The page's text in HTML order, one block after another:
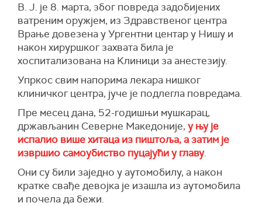
В. Ј. је 8. марта, због повреда задобијених
ватреним оружјем, из Здравственог центра
Врање довезена у Ургентни центар у Нишу и
након хируршког захвата била је
хоспитализована на Kлиници за анестезију.
Упркос свим напорима лекара нишког
клиничког центра, јуче је подлегла повредама.
Пре месец дана, 52-годишњи мушкарац,
држављанин Северне Македоније, у њу је
испалио више хитаца из пиштоља, а затим је
извршио самоубиство пуцајући у главу.
Они су били заједно у аутомобилу, а након
кратке свађе девојка је изашла из аутомобила
и почела да бежи.